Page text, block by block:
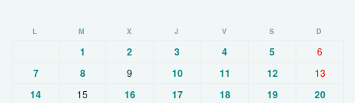
L M X J V S D
1 2 3 4 5 6
7 8 9 10 11 12 13
14 15 16 17 18 19
20